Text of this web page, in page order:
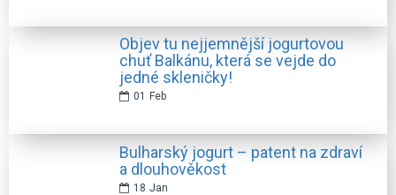
Objev tu nejjemnější jogurtovou
chuť Balkánu, která se vejde do
jedné skleničky!
01 Feb
Bulharský jogurt – patent na zdraví
a dlouhověkost
18 Jan